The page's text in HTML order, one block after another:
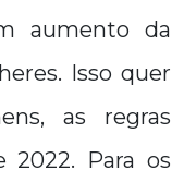
aumento da
Isso quer
as regras
2022. Para os